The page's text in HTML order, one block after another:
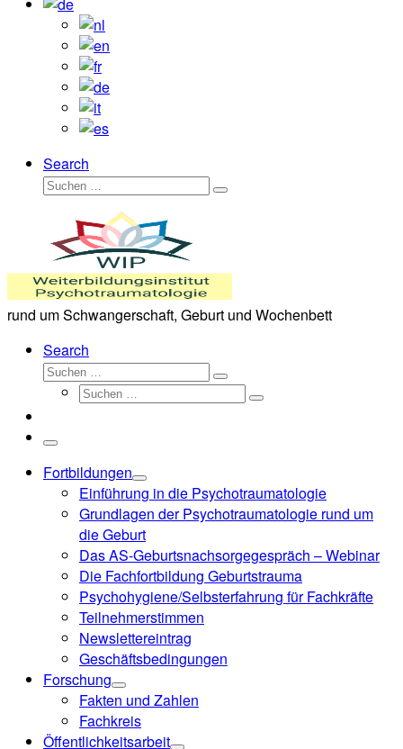
Search
Suche
Suchen …
rund um Schwangerschaft, Geburt und Wochenbett
Search
Suche
Suchen …
Suche
Suchen …
Menü
Fortbildungen
Einführung in die Psychotraumatologie
Grundlagen der Psychotraumatologie rund um
die Geburt
Das AS-Geburtsnachsorgegespräch – Webinar
Die Fachfortbildung Geburtstrauma
Psychohygiene/Selbsterfahrung für Fachkräfte
Teilnehmerstimmen
Newslettereintrag
Geschäftsbedingungen
Forschung
Fakten und Zahlen
Fachkreis
Öffentlichkeitsarbeit